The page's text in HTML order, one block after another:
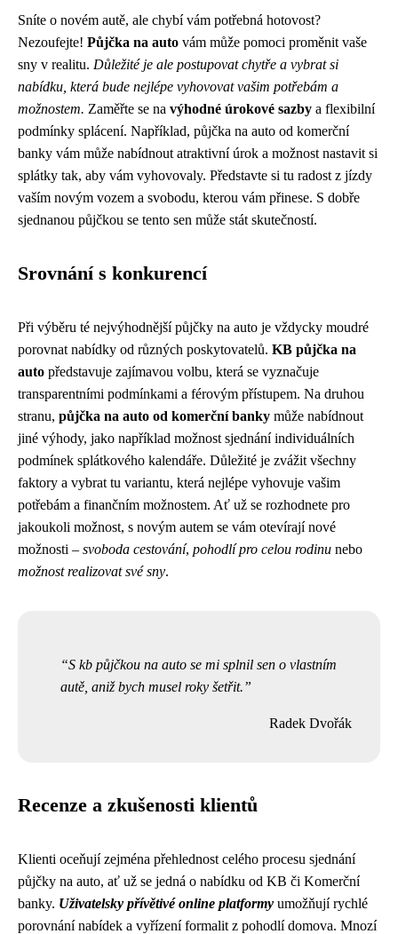
Sníte o novém autě, ale chybí vám potřebná hotovost?
Nezoufejte! Půjčka na auto vám může pomoci proměnit vaše
sny v realitu. Důležité je ale postupovat chytře a vybrat si
nabídku, která bude nejlépe vyhovovat vašim potřebám a
možnostem. Zaměřte se na výhodné úrokové sazby a flexibilní
podmínky splácení. Například, půjčka na auto od komerční
banky vám může nabídnout atraktivní úrok a možnost nastavit si
splátky tak, aby vám vyhovovaly. Představte si tu radost z jízdy
vaším novým vozem a svobodu, kterou vám přinese. S dobře
sjednanou půjčkou se tento sen může stát skutečností.
Srovnání s konkurencí
Při výběru té nejvýhodnější půjčky na auto je vždycky moudré
porovnat nabídky od různých poskytovatelů. KB půjčka na
auto představuje zajímavou volbu, která se vyznačuje
transparentními podmínkami a férovým přístupem. Na druhou
stranu, půjčka na auto od komerční banky může nabídnout
jiné výhody, jako například možnost sjednání individuálních
podmínek splátkového kalendáře. Důležité je zvážit všechny
faktory a vybrat tu variantu, která nejlépe vyhovuje vašim
potřebám a finančním možnostem. Ať už se rozhodnete pro
jakoukoli možnost, s novým autem se vám otevírají nové
možnosti – svoboda cestování, pohodlí pro celou rodinu nebo
možnost realizovat své sny.
S kb půjčkou na auto se mi splnil sen o vlastním
autě, aniž bych musel roky šetřit.
Radek Dvořák
Recenze a zkušenosti klientů
Klienti oceňují zejména přehlednost celého procesu sjednání
půjčky na auto, ať už se jedná o nabídku od KB či Komerční
banky. Uživatelsky přívětivé online platformy umožňují rychlé
porovnání nabídek a vyřízení formalit z pohodlí domova. Mnozí